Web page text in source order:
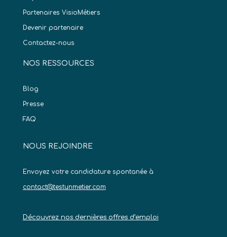
Partenaires VisioMétiers
Devenir partenaire
Contactez-nous
NOS RESSOURCES
Blog
Presse
FAQ
NOUS REJOINDRE
Envoyez votre candidature spontanée à
contact@testunmetier.com
Découvrez nos dernières offres d’emploi